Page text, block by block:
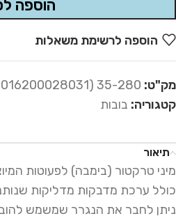
הוספה
הוספה לרשימת משאלות
מק"ט: 35-280 (3016200028031)
קטגוריה: בובות
תיאור
מיני טרקטור (בימבה) לפעוטות
כולל ערכת מדבקות מדליקות
ניתן לחבר את הנגרר שמשמש